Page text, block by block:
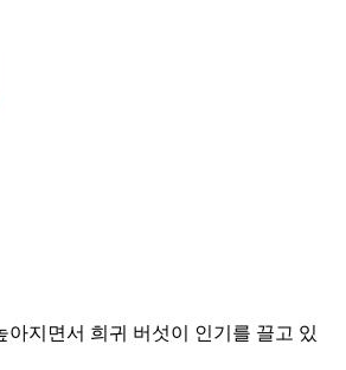
아지면서 희귀 버섯이 인기를 끌고 있